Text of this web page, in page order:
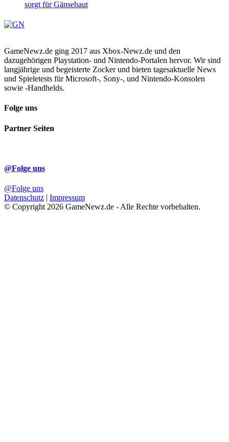
sorgt für Gänsehaut
GameNewz.de ging 2017 aus Xbox-Newz.de und den
dazugehörigen Playstation- und Nintendo-Portalen hervor. Wir sind
langjährige und begeisterte Zocker und bieten tagesaktuelle News
und Spieletests für Microsoft-, Sony-, und Nintendo-Konsolen
sowie -Handhelds.
Folge uns
Partner Seiten
@Folge uns
@Folge uns
Datenschutz | Impressum
© Copyright 2026 GameNewz.de - Alle Rechte vorbehalten.